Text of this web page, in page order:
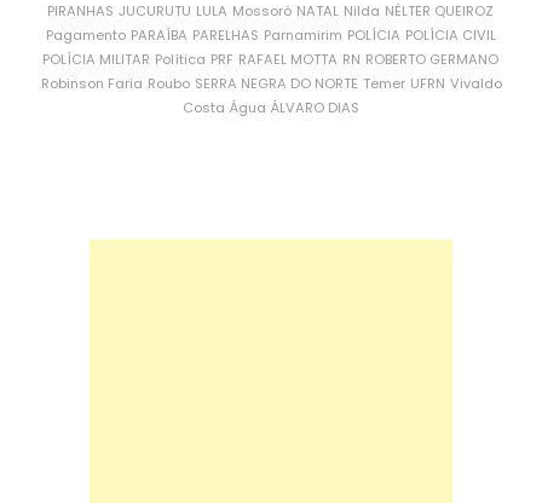
PIRANHAS JUCURUTU LULA Mossoró NATAL Nilda NÉLTER QUEIROZ
Pagamento PARAÍBA PARELHAS Parnamirim POLÍCIA POLÍCIA CIVIL
POLÍCIA MILITAR Política PRF RAFAEL MOTTA RN ROBERTO GERMANO
Robinson Faria Roubo SERRA NEGRA DO NORTE Temer UFRN Vivaldo
Costa Água ÁLVARO DIAS